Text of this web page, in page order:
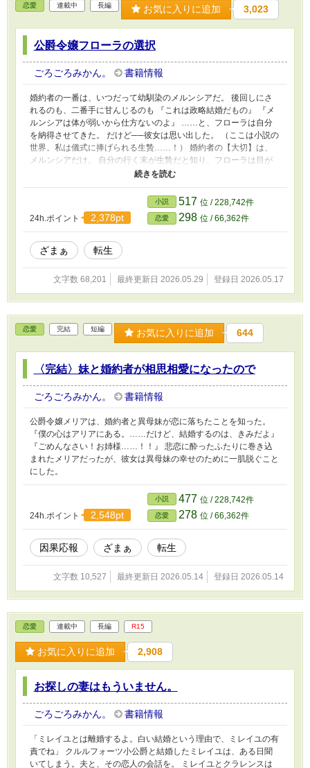
恋愛 連載中 長編 お気に入りに追加 3,023
公爵令嬢フローラの選択
ごろごろみかん。 書籍情報
婚約者の一番は、いつだって幼馴染のメルンシアだ。 後回しにさ
れるのも、二番手に甘んじるのも 『これは政略結婚だもの』 『メ
ルンシアは体が弱いから仕方ないのよ』 ……と、フローラは自分
を納得させてきた。 だけど──彼女は思い出した。 （ここは小説の
世界。私は儀式に捧げられる生贄……！） 婚約者の【大切】は、
メルンシアだけ。 自分の行く末が生贄だと知り、フローラは目が
覚めた。 （やってらんないわよ……！！） 愛のために振り回され
るのも。 【私】を良いように消費されるのも。 フローラは決め
た。 【良い子】の私はもうおしまい。 穏便に儀式の生贄役を降り
（婚約解消し）て、穏やかで平凡な幸せを手に入れよう。 彼女は
手始めに、自分のスキルで一儲けすることにした。 （いいでしょ
う、愛を取るというのならどうぞご勝手に） フローラは、自分の
意思で人生を掴み取る決心をした。 ☆久しぶりの連載です。そん
なに長くならない…と思います。感想いただけたら嬉しいです！！
24h.ポイント 2,378pt
小説 517 位 / 228,742件
恋愛 298 位 / 66,362件
ざまぁ 転生
文字数 68,201 最終更新日 2026.05.29 登録日 2026.05.17
恋愛 完結 短編 お気に入りに追加 644
〈完結〉妹と婚約者が相思相愛になったので
ごろごろみかん。 書籍情報
公爵令嬢メリアは、婚約者と異母妹が恋に落ちたことを知った。
『僕の心はアリアにある。……だけど、結婚するのは、きみだよ』
『ごめんなさい！お姉様……！！』 悲恋に酔ったふたりに巻き込
まれたメリアだったが、彼女は異母妹の幸せのために一肌脱ぐこと
にした。
24h.ポイント 2,548pt
小説 477 位 / 228,742件
恋愛 278 位 / 66,362件
因果応報 ざまぁ 転生
文字数 10,527 最終更新日 2026.05.14 登録日 2026.05.14
恋愛 連載中 長編 R15
お気に入りに追加 2,908
お探しの妻はもういません。
ごろごろみかん。 書籍情報
「ミレイユとは離婚するよ。白い結婚という理由で、ミレイユの有
責でね」 クルルフォーツ小公爵と結婚したミレイユは、ある日聞
いてしまう。夫と、その恋人の会話を。 ミレイユとクラレンスは